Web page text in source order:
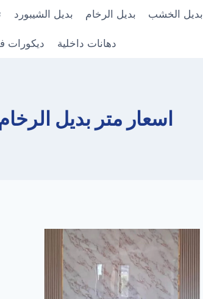
بديل الخشب بديل الرخام بديل الشيبورد
دهانات داخلية ديكورات
اسعار متر بديل